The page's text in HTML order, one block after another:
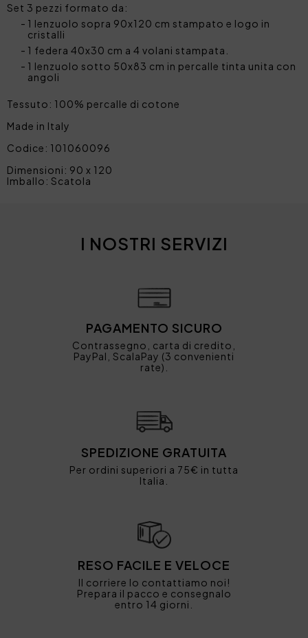
Set 3 pezzi formato da:
1 lenzuolo sopra 90x120 cm stampato e logo in
cristalli
1 federa 40x30 cm a 4 volani stampata.
1 lenzuolo sotto 50x83 cm in percalle tinta unita con
angoli
Tessuto: 100% percalle di cotone
Made in Italy
Codice: 101060096
Dimensioni: 90 x 120
Imballo: Scatola
I NOSTRI SERVIZI
PAGAMENTO SICURO
Contrassegno, carta di credito,
PayPal, ScalaPay (3 convenienti
rate).
SPEDIZIONE GRATUITA
Per ordini superiori a 75€ in tutta
Italia.
RESO FACILE E VELOCE
Il corriere lo contattiamo noi!
Prepara il pacco e consegnalo
entro 14 giorni.